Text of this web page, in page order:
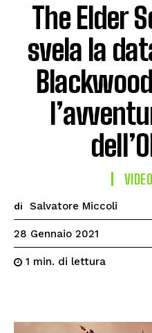
The Elder
svela la
di Salvatore Miccoli
28 Gennaio 2021
1 min. di lettura